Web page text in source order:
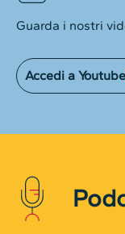
Guarda i nostri
Accedi a Youtube